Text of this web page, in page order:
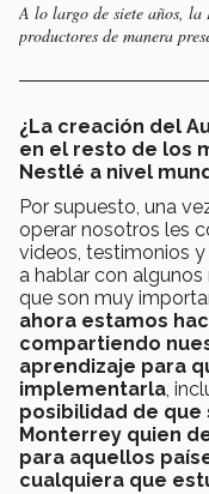
A lo largo de siete años, la
productores de manera
¿La creación del
en el resto de los
Nestlé a nivel
Por supuesto, una
operar nosotros les
videos, testimonios
a hablar con
que son muy
ahora estamos
compartiendo
aprendizaje para
implementarla,
posibilidad de que
Monterrey quien
para aquellos
cualquiera que